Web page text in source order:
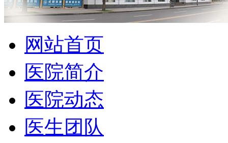
网站首页
医院简介
医院动态
医生团队